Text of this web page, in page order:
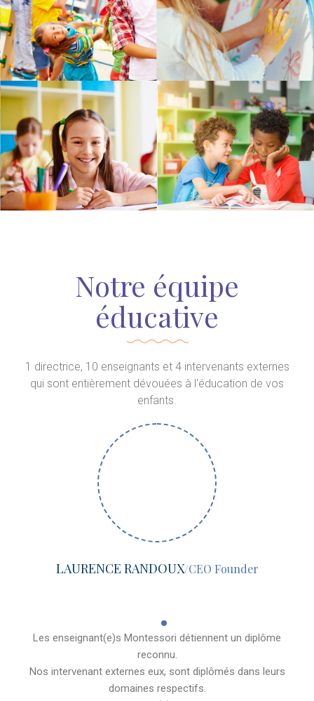
Notre équipe
éducative
1 directrice, 10 enseignants et 4 intervenants externes
qui sont entièrement dévouées à l'éducation de vos
enfants.
LAURENCE RANDOUX/CEO Founder
Les enseignant(e)s Montessori détiennent un diplôme
reconnu.
Nos intervenant externes eux, sont diplômés dans leurs
domaines respectifs.